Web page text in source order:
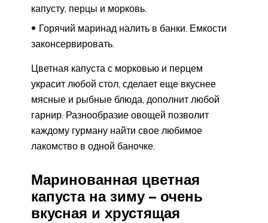
капусту, перцы и морковь.
Горячий маринад налить в банки. Емкости
законсервировать.
Цветная капуста с морковью и перцем
украсит любой стол, сделает еще вкуснее
мясные и рыбные блюда, дополнит любой
гарнир. Разнообразие овощей позволит
каждому гурману найти свое любимое
лакомство в одной баночке.
Маринованная цветная
капуста на зиму – очень
вкусная и хрустящая